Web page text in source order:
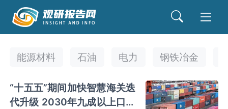
能源材料 石油 电力 钢铁冶金
“十五五”期间加快智慧海关迭
代升级 2030年九成以上口岸